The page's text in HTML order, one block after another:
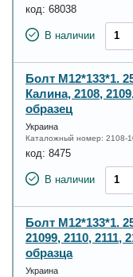
код: 68038
В наличии
Болт М12*133*1.
Калина, 2108,
образец
Украина
Каталожный номер: 2108-
код: 8475
В наличии
Болт М12*133*1.
21099, 2110, 2111,
образца
Украина